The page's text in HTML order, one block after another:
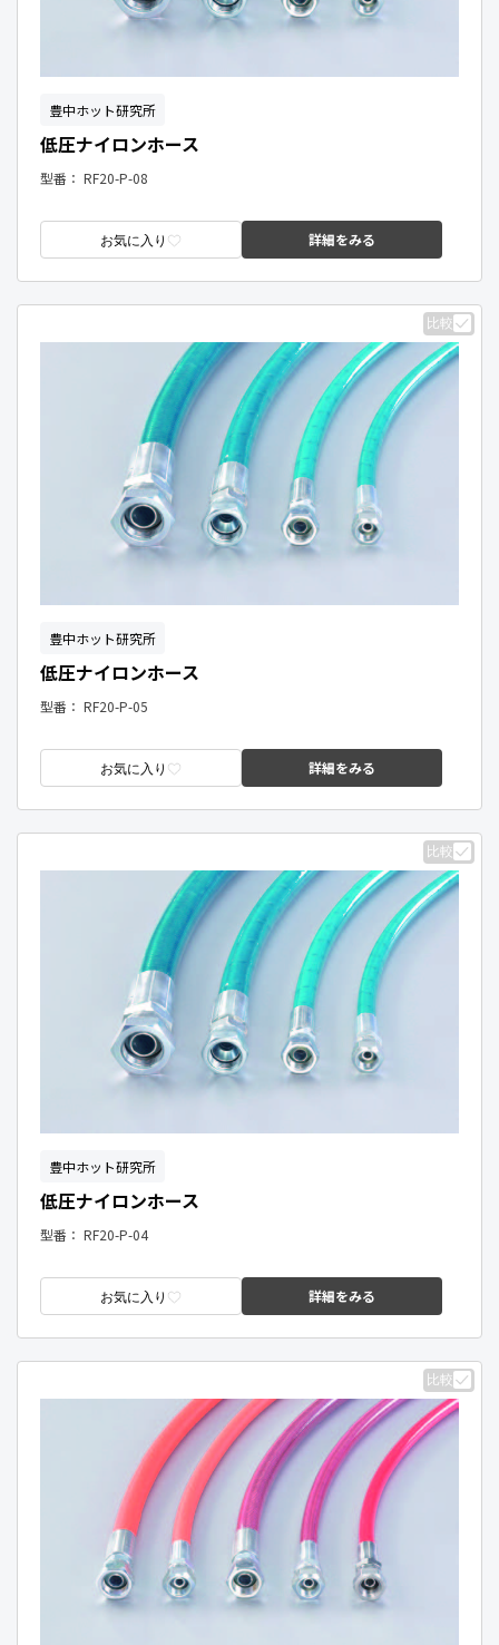
豊中ホット研究所
低圧ナイロンホース
型番： RF20-P-08
お気に入り 詳細をみる
比較
豊中ホット研究所
低圧ナイロンホース
型番： RF20-P-05
お気に入り 詳細をみる
比較
豊中ホット研究所
低圧ナイロンホース
型番： RF20-P-04
お気に入り 詳細をみる
比較